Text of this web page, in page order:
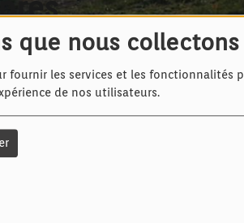
que nous collectons
fournir les services et les fonctionnalités
de nos utilisateurs.